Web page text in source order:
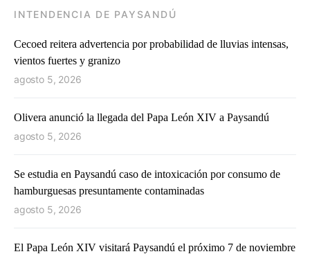
INTENDENCIA DE PAYSANDÚ
Cecoed reitera advertencia por probabilidad de lluvias intensas,
vientos fuertes y granizo
agosto 5, 2026
Olivera anunció la llegada del Papa León XIV a Paysandú
agosto 5, 2026
Se estudia en Paysandú caso de intoxicación por consumo de
hamburguesas presuntamente contaminadas
agosto 5, 2026
El Papa León XIV visitará Paysandú el próximo 7 de noviembre